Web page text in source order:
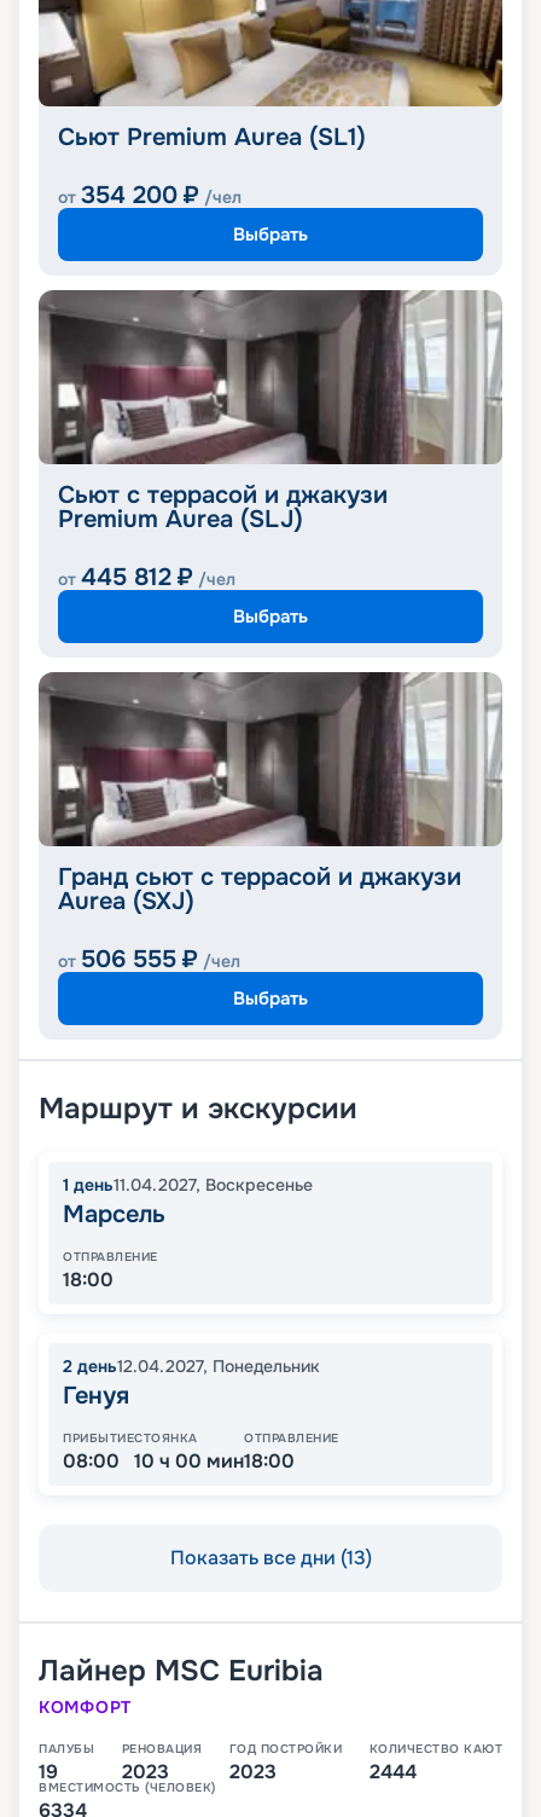
Сьют Premium Aurea (SL1)
от 354 200 ₽ /чел
Выбрать
Сьют с террасой и джакузи
Premium Aurea (SLJ)
от 445 812 ₽ /чел
Выбрать
Гранд сьют с террасой и джакузи
Aurea (SXJ)
от 506 555 ₽ /чел
Выбрать
Маршрут и экскурсии
1 день11.04.2027, Воскресенье
Марсель
ОТПРАВЛЕНИЕ
18:00
2 день12.04.2027, Понедельник
Генуя
ПРИБЫТИЕ
08:00
СТОЯНКА
10 ч 00 мин
ОТПРАВЛЕНИЕ
18:00
Показать все дни (13)
Лайнер MSC Euribia
КОМФОРТ
ПАЛУБЫ
19
РЕНОВАЦИЯ
2023
ГОД ПОСТРОЙКИ
2023
КОЛИЧЕСТВО КАЮТ
2444
ВМЕСТИМОСТЬ (ЧЕЛОВЕК)
6334